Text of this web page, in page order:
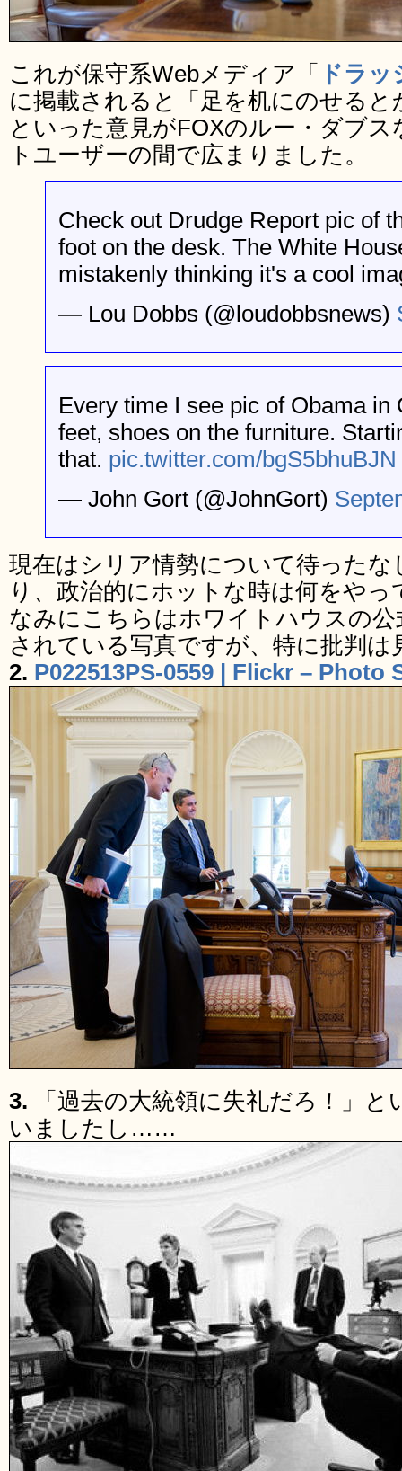
これが保守系Webメディア「
ドラ
に掲載されると「足を机にのせると
といった意見がFOXのルー・ダブ
トユーザーの間で広まりました。
Check out Drudge Report pic of
foot on the desk. The White
mistakenly thinking it's a cool
— Lou Dobbs (@loudobbsnews)
Every time I see pic of Obama in
feet, shoes on the furniture.
that. pic.twitter.com/bgS5bhuBJN
— John Gort (@JohnGort)
現在はシリア情勢について待った
り、政治的にホットな時は何をや
なみにこちらはホワイトハウスの
されている写真ですが、特に批判は
2. P022513PS-0559 | Flickr – Photo
3.
「過去の大統領に失礼だろ！」
いましたし……